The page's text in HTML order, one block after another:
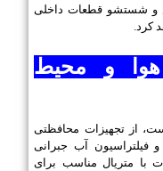
و شستشو قطعات داخلی
کرد.
هوا و محیط
از تجهیزات محافظتی
فیلتراسیون آب جبرانی
با متریال مناسب برای